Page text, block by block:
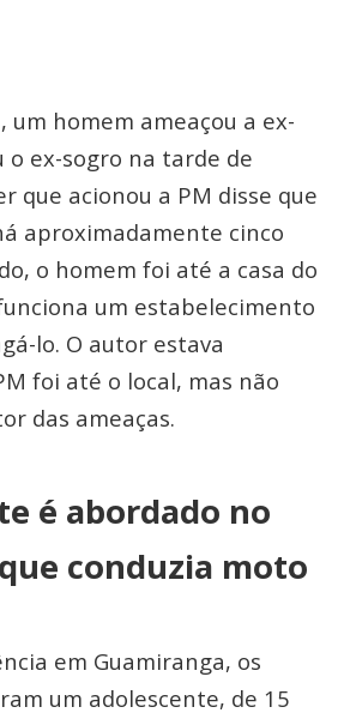
um homem ameaçou a ex-
o ex-sogro na tarde de
que acionou a PM disse que
aproximadamente cinco
o homem foi até a casa do
um estabelecimento
lo. O autor estava
foi até o local, mas não
das ameaças.
é abordado no
conduzia moto
em Guamiranga, os
um adolescente, de 15